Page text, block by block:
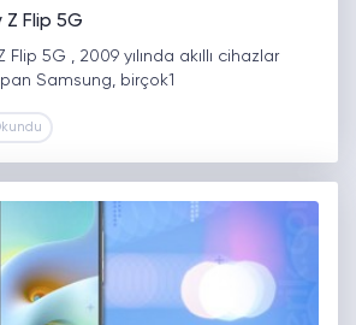
Flip 5G
5G , 2009 yılında akıllı cihazlar
Samsung, birçok1